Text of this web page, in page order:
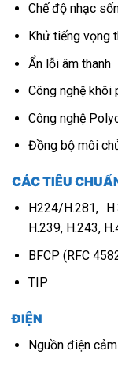
Chế độ nhạc
Khử tiếng vọng
Ẩn lỗi âm thanh
Công nghệ
Công nghệ
Đồng bộ môi
CÁC TIÊU
H224/H.281,
H.239, H.243,
BFCP (RFC
TIP
ĐIỆN
Nguồn điện